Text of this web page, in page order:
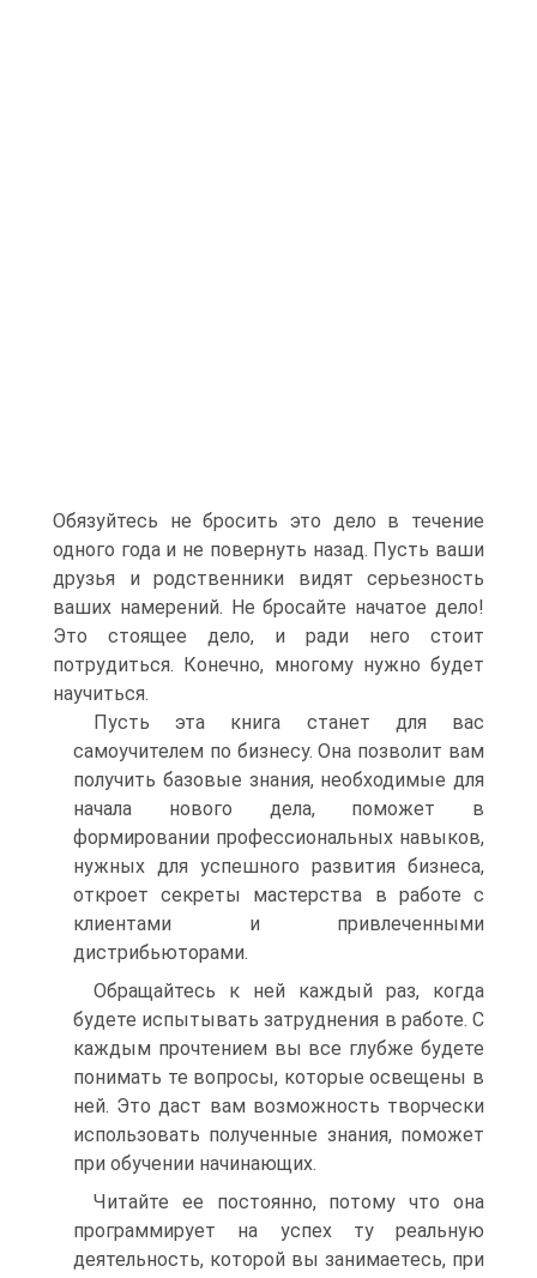
Обязуйтесь не бросить это дело в течение
одного года и не повернуть назад. Пусть ваши
друзья и родственники видят серьезность
ваших намерений. Не бросайте начатое дело!
Это стоящее дело, и ради него стоит
потрудиться. Конечно, многому нужно будет
научиться.
Пусть эта книга станет для вас
самоучителем по бизнесу. Она позволит вам
получить базовые знания, необходимые для
начала нового дела, поможет в
формировании профессиональных навыков,
нужных для успешного развития бизнеса,
откроет секреты мастерства в работе с
клиентами и привлеченными
дистрибьюторами.
Обращайтесь к ней каждый раз, когда
будете испытывать затруднения в работе. С
каждым прочтением вы все глубже будете
понимать те вопросы, которые освещены в
ней. Это даст вам возможность творчески
использовать полученные знания, поможет
при обучении начинающих.
Читайте ее постоянно, потому что она
программирует на успех ту реальную
деятельность, которой вы занимаетесь, при